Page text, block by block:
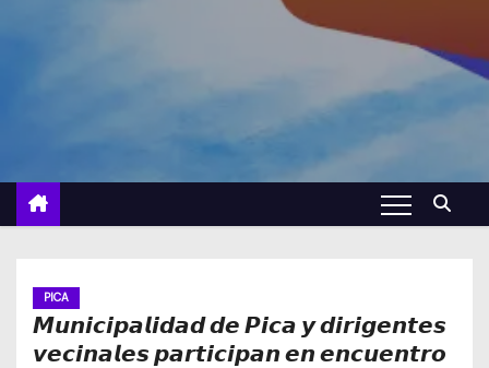
PICA
𝙈𝙪𝙣𝙞𝙘𝙞𝙥𝙖𝙡𝙞𝙙𝙖𝙙 𝙙𝙚 𝙋𝙞𝙘𝙖 𝙮 𝙙𝙞𝙧𝙞𝙜𝙚𝙣𝙩𝙚𝙨
𝙫𝙚𝙘𝙞𝙣𝙖𝙡𝙚𝙨 𝙥𝙖𝙧𝙩𝙞𝙘𝙞𝙥𝙖𝙣 𝙚𝙣 𝙚𝙣𝙘𝙪𝙚𝙣𝙩𝙧𝙤